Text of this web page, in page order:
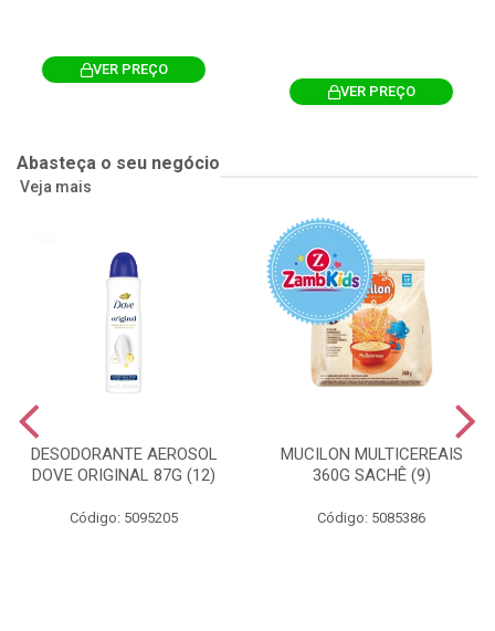
VER PREÇO
VER PREÇO
Abasteça o seu negócio
Veja mais
DESODORANTE AEROSOL
DOVE ORIGINAL 87G (12)
Código: 5095205
MUCILON MULTICEREAIS
360G SACHÊ (9)
Código: 5085386